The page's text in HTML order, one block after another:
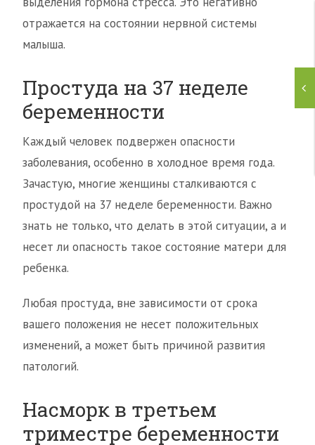
отражается на состоянии нервной системы
малыша.
Простуда на 37 неделе
беременности
Каждый человек подвержен опасности
заболевания, особенно в холодное время года.
Зачастую, многие женщины сталкиваются с
простудой на 37 неделе беременности. Важно
знать не только, что делать в этой ситуации, а и
несет ли опасность такое состояние матери для
ребенка.
Любая простуда, вне зависимости от срока
вашего положения не несет положительных
изменений, а может быть причиной развития
патологий.
Насморк в третьем
триместре беременности